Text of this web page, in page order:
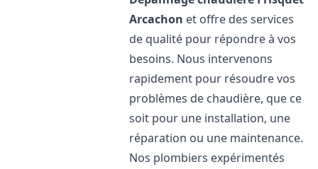
Arcachon et offre des services
de qualité pour répondre à vos
besoins. Nous intervenons
rapidement pour résoudre vos
problèmes de chaudière, que ce
soit pour une installation, une
réparation ou une maintenance.
Nos plombiers expérimentés